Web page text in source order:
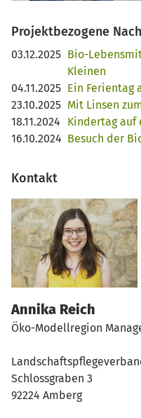
Projektbezogene
03.12.2025 Bio-
Kleinen
04.11.2025 Ein Ferientag
23.10.2025 Mit Linsen
18.11.2024
Kindertag auf
16.10.2024 Besuch der
Kontakt
Annika Reich
Öko-Modellregion
Schlossgraben 3
92224 Amberg